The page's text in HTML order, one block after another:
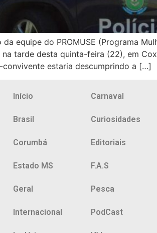
equipe do PROMUSE (Programa
tarde desta quinta-feira (22), em
estaria descumprindo a […]
Início
Brasil
Corumbá
Estado MS
Geral
Internacional
Carnaval
Curiosidades
Editoriais
F.A.S
Pesca
PodCast